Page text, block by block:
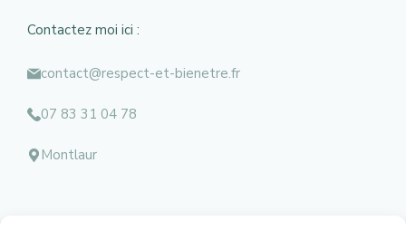
Contactez moi ici :
contact@respect-et-bienetre.fr
07 83 31 04 78
Montlaur